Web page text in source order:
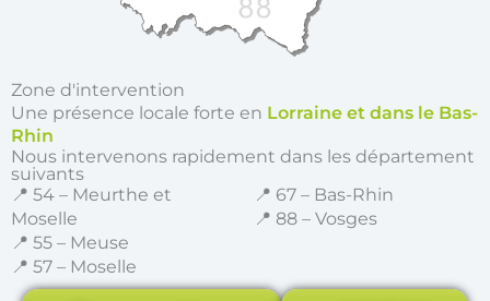
Zone d'intervention
Une présence locale forte en Lorraine et dans le Bas-
Rhin
Nous intervenons rapidement dans les département
suivants
📍 54 – Meurthe et
Moselle
📍 55 – Meuse
📍 57 – Moselle
📍 67 – Bas-Rhin
📍 88 – Vosges